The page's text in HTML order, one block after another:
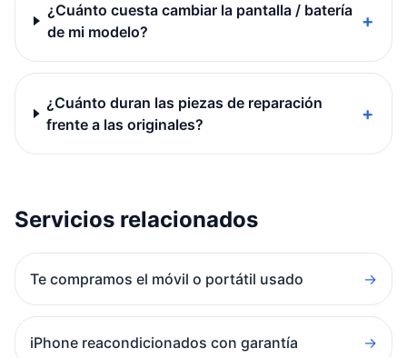
¿Cuánto cuesta cambiar la pantalla / batería
de mi modelo?
+
¿Cuánto duran las piezas de reparación
frente a las originales?
+
Servicios relacionados
Te compramos el móvil o portátil usado →
iPhone reacondicionados con garantía →